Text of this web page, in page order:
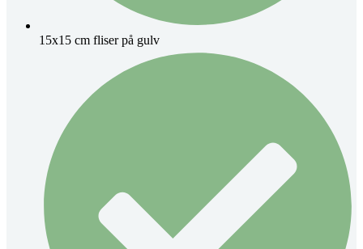
15x15 cm fliser på gulv